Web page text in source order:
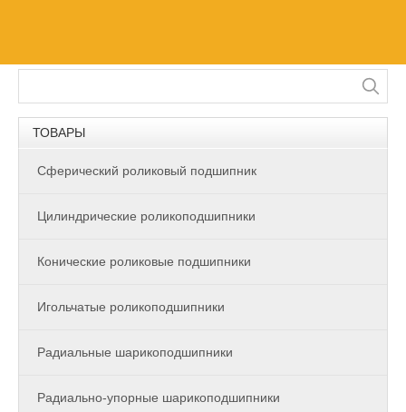
ТОВАРЫ
Сферический роликовый подшипник
Цилиндрические роликоподшипники
Конические роликовые подшипники
Игольчатые роликоподшипники
Радиальные шарикоподшипники
Радиально-упорные шарикоподшипники